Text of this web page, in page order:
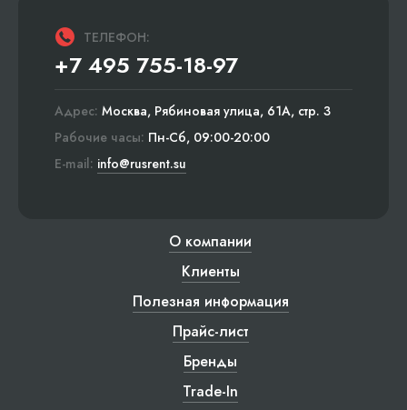
ТЕЛЕФОН:
+7 495 755-18-97
Адрес: Москва, Рябиновая улица, 61А, стр. 3
Рабочие часы: Пн-Сб, 09:00-20:00
E-mail: info@rusrent.su
О компании
Клиенты
Полезная информация
Прайс-лист
Бренды
Trade-In